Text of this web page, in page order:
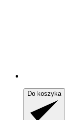
Do koszyka